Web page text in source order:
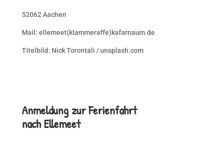
52062 Aachen
Mail: ellemeet(klammeraffe)kafarnaum.de
Titelbild: Nick Torontali / unsplash.com
Anmeldung zur Ferienfahrt
nachEllemeet